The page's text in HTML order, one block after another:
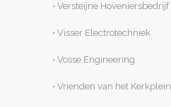
• Versteijne Hoveniersbedrijf
• Visser Electrotechniek
• Vosse Engineering
• Vrienden van het Kerkplein